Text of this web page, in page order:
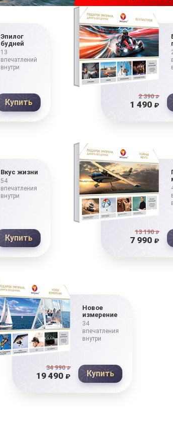
Эпилог
будней
13
впечатлений
внутри
Купить
2 390₽
1 490 ₽
Вкус жизни
54
впечатления
внутри
Купить
13 190₽
7 990 ₽
Новое
измерение
34
впечатления
внутри
34 990₽
19 490 ₽ Купить